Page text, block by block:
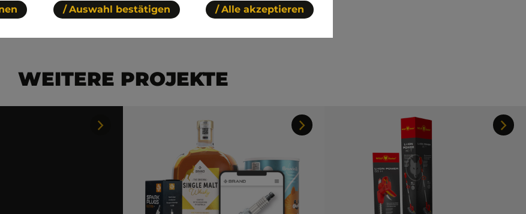
WEITERE PROJEKTE
Auswahl bestätigen Alle akzeptieren